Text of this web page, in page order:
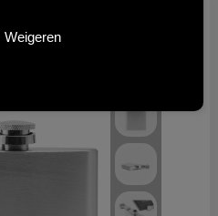
Weigeren